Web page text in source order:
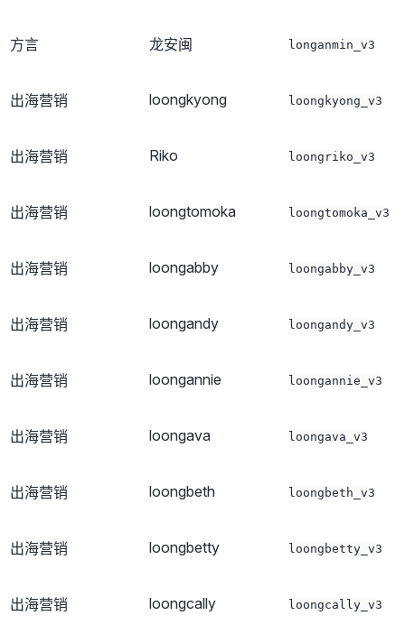
方言 龙安闽 longanmin_v3
出海营销 loongkyong loongkyong_v3
出海营销 Riko loongriko_v3
出海营销 loongtomoka loongtomoka_v3
出海营销 loongabby loongabby_v3
出海营销 loongandy loongandy_v3
出海营销 loongannie loongannie_v3
出海营销 loongava loongava_v3
出海营销 loongbeth loongbeth_v3
出海营销 loongbetty loongbetty_v3
出海营销 loongcally loongcally_v3